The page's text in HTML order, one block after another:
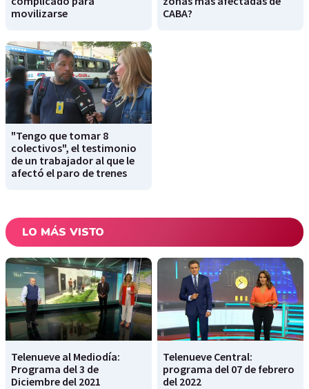
movilizarse
CABA?
"Tengo que tomar 8
colectivos", el testimonio
de un trabajador al que le
afectó el paro de trenes
LO MÁS VISTO
Telenueve al Mediodía:
Programa del 3 de
Diciembre del 2021
Telenueve Central:
programa del 07 de febrero
del 2022